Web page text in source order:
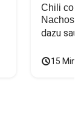
Chili con
Nachos
dazu
15